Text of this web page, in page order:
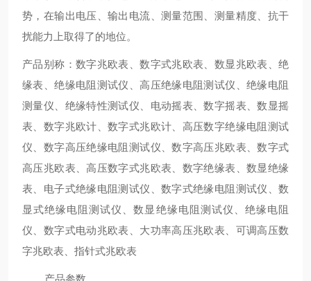
势，在输出电压、输出电流、测量范围、测量精度、抗干
扰能力上取得了的地位。
产品别称：数字兆欧表、数字式兆欧表、数显兆欧表、绝
缘表、绝缘电阻测试仪、高压绝缘电阻测试仪、绝缘电阻
测量仪、绝缘特性测试仪、电动摇表、数字摇表、数显摇
表、数字兆欧计、数字式兆欧计、高压数字绝缘电阻测试
仪、数字高压绝缘电阻测试仪、数字高压兆欧表、数字式
高压兆欧表、高压数字式兆欧表、数字绝缘表、数显绝缘
表、电子式绝缘电阻测试仪、数字式绝缘电阻测试仪、数
显式绝缘电阻测试仪、数显绝缘电阻测试仪、绝缘电阻
仪、数字式电动兆欧表、大功率高压兆欧表、可调高压数
字兆欧表、指针式兆欧表
产品参数